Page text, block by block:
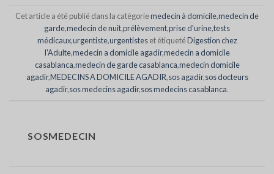
Cet article a été publié dans la catégoriemedecin à domicile,medecin de
garde,medecin de nuit,prélèvement,prise d'urine,tests
médicaux,urgentiste,urgentisteset étiquetéDigestion chez
l'Adulte,medecin a domicile agadir,medecin a domicile
casablanca,medecin de garde casablanca,medecin domicile
agadir,MEDECINS A DOMICILE AGADIR,sos agadir,sos docteurs
agadir,sos medecins agadir,sos medecins casablanca.
SOSMEDECIN